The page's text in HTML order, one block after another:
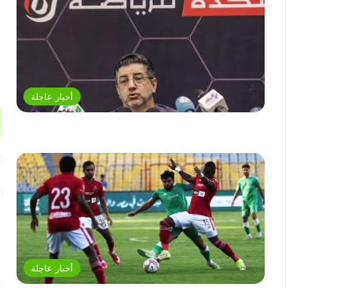
أخبار عاجلة
أخبار عاجلة